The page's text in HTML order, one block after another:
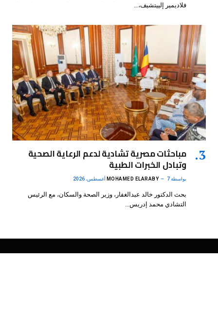
فلاديمير إلييتشيف،…
مباحثات مصرية تشادية لدعم الرعاية الصحية
وتبادل الخبرات الطبية
بواسطة MOHAMED ELARABY 7 أغسطس، 2026
بحث الدكتور خالد عبدالغفار، وزير الصحة والسكان، مع الرئيس
التشادي محمد إدريس…